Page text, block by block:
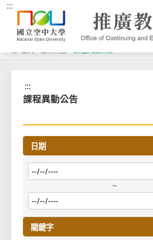
跳到主要內容區塊
:::
:::
課程異動公告
日期
~
關鍵字